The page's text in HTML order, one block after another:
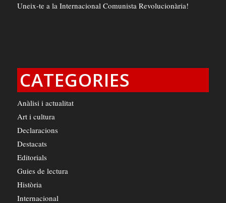
Uneix-te a la Internacional Comunista Revolucionària!
CATEGORIES
Anàlisi i actualitat
Art i cultura
Declaracions
Destacats
Editorials
Guies de lectura
Història
Internacional